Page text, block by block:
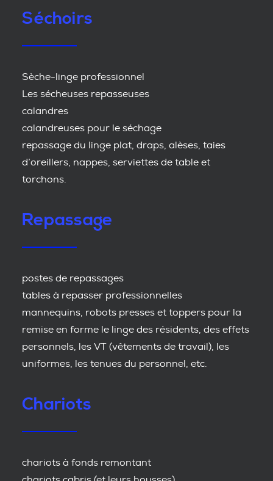
Séchoirs
Sèche-linge professionnel
Les sécheuses repasseuses
calandres
calandreuses pour le séchage
repassage du linge plat, draps, alèses, taies
d’oreillers, nappes, serviettes de table et
torchons.
Repassage
postes de repassages
tables à repasser professionnelles
mannequins, robots presses et toppers pour la
remise en forme le linge des résidents, des effets
personnels, les VT (vêtements de travail), les
uniformes, les tenues du personnel, etc.
Chariots
chariots à fonds remontant